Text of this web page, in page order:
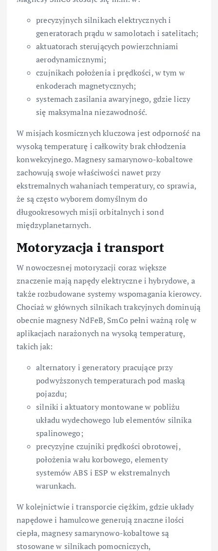
precyzyjnych silnikach elektrycznych i
generatorach prądu w samolotach i satelitach;
aktuatorach sterujących powierzchniami
aerodynamicznymi;
czujnikach położenia i prędkości, w tym w
enkoderach magnetycznych;
systemach zasilania awaryjnego, gdzie liczy
się maksymalna niezawodność.
W misjach kosmicznych kluczowa jest odporność na
wysoką temperaturę i całkowity brak chłodzenia
konwekcyjnego. Magnesy samarynowo-kobaltowe
zachowują swoje właściwości nawet przy
ekstremalnych wahaniach temperatury, co sprawia,
że są często wyborem domyślnym do
długookresowych misji orbitalnych i sond
międzyplanetarnych.
Motoryzacja i transport
W nowoczesnej motoryzacji coraz większe
znaczenie mają napędy elektryczne i hybrydowe, a
także rozbudowane systemy wspomagania kierowcy.
Chociaż w głównych silnikach trakcyjnych dominują
obecnie magnesy NdFeB, SmCo pełni ważną rolę w
aplikacjach narażonych na wysoką temperaturę,
takich jak:
alternatory i generatory pracujące przy
podwyższonych temperaturach pod maską
pojazdu;
silniki i aktuatory montowane w pobliżu
układu wydechowego lub elementów silnika
spalinowego;
precyzyjne czujniki prędkości obrotowej,
położenia wału korbowego, elementy
systemów ABS i ESP w ekstremalnych
warunkach.
W kolejnictwie i transporcie ciężkim, gdzie układy
napędowe i hamulcowe generują znaczne ilości
ciepła, magnesy samarynowo-kobaltowe są
stosowane w silnikach pomocniczych,